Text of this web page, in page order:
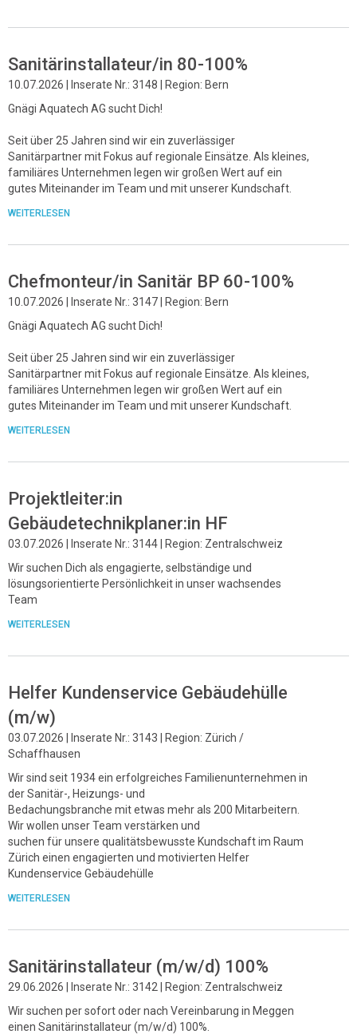
Sanitärinstallateur/in 80-100%
10.07.2026 | Inserate Nr.: 3148 | Region: Bern
Gnägi Aquatech AG sucht Dich!
Seit über 25 Jahren sind wir ein zuverlässiger
Sanitärpartner mit Fokus auf regionale Einsätze. Als kleines,
familiäres Unternehmen legen wir großen Wert auf ein
gutes Miteinander im Team und mit unserer Kundschaft.
WEITERLESEN
Chefmonteur/in Sanitär BP 60-100%
10.07.2026 | Inserate Nr.: 3147 | Region: Bern
Gnägi Aquatech AG sucht Dich!
Seit über 25 Jahren sind wir ein zuverlässiger
Sanitärpartner mit Fokus auf regionale Einsätze. Als kleines,
familiäres Unternehmen legen wir großen Wert auf ein
gutes Miteinander im Team und mit unserer Kundschaft.
WEITERLESEN
Projektleiter:in
Gebäudetechnikplaner:in HF
03.07.2026 | Inserate Nr.: 3144 | Region: Zentralschweiz
Wir suchen Dich als engagierte, selbständige und
lösungsorientierte Persönlichkeit in unser wachsendes
Team
WEITERLESEN
Helfer Kundenservice Gebäudehülle
(m/w)
03.07.2026 | Inserate Nr.: 3143 | Region: Zürich /
Schaffhausen
Wir sind seit 1934 ein erfolgreiches Familienunternehmen in
der Sanitär-, Heizungs- und
Bedachungsbranche mit etwas mehr als 200 Mitarbeitern.
Wir wollen unser Team verstärken und
suchen für unsere qualitätsbewusste Kundschaft im Raum
Zürich einen engagierten und motivierten Helfer
Kundenservice Gebäudehülle
WEITERLESEN
Sanitärinstallateur (m/w/d) 100%
29.06.2026 | Inserate Nr.: 3142 | Region: Zentralschweiz
Wir suchen per sofort oder nach Vereinbarung in Meggen
einen Sanitärinstallateur (m/w/d) 100%.